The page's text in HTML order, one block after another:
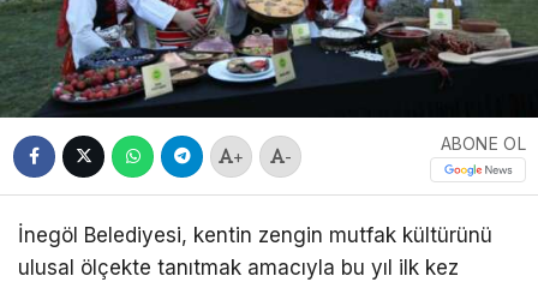
+ -
ABONE OL
İnegöl Belediyesi, kentin zengin mutfak kültürünü
ulusal ölçekte tanıtmak amacıyla bu yıl ilk kez